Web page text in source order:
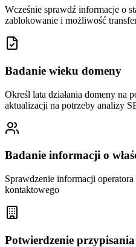
Wcześnie sprawdź informacje o
zablokowanie i możliwość
Badanie wieku domeny
Określ lata działania domeny na
aktualizacji na potrzeby analizy
Badanie informacji o
Sprawdzenie informacji
kontaktowego
Potwierdzenie